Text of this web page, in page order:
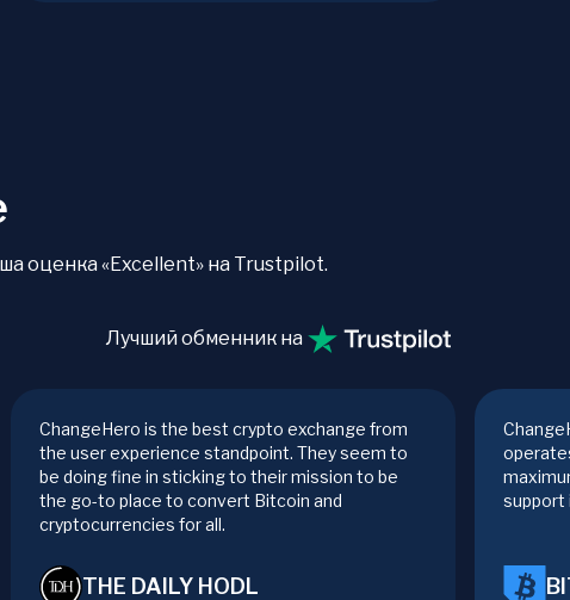
оценка «Excellent» на Trustpilot.
Лучший обменник на
ChangeHero is the best crypto exchange from
the user experience standpoint. They seem to
be doing fine in sticking to their mission to be
the go-to place to convert Bitcoin and
cryptocurrencies for all.
THE DAILY HODL
support